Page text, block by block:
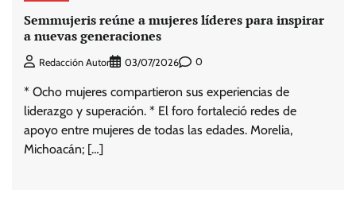
Semmujeris reúne a mujeres líderes para inspirar
a nuevas generaciones
Redacción Autor 03/07/2026 0
* Ocho mujeres compartieron sus experiencias de
liderazgo y superación. * El foro fortaleció redes de
apoyo entre mujeres de todas las edades. Morelia,
Michoacán; […]